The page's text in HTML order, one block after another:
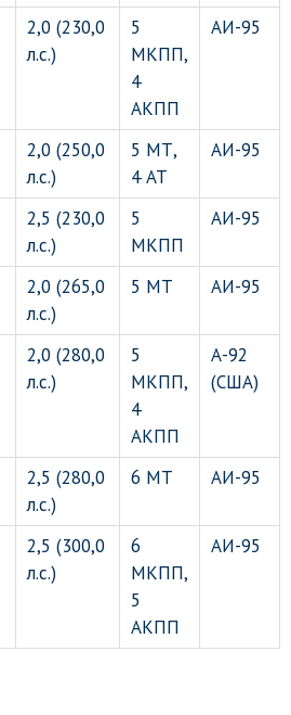
2,0 (230,0
л.с.)
5
МКПП,
4
АКПП
АИ-95
2,0 (250,0
л.с.)
5 МТ,
4 АТ
АИ-95
2,5 (230,0
л.с.)
5
МКПП
АИ-95
2,0 (265,0
л.с.)
5 МТ АИ-95
2,0 (280,0
л.с.)
5
МКПП,
4
АКПП
А-92
(США)
2,5 (280,0
л.с.)
6 МТ АИ-95
2,5 (300,0
л.с.)
6
МКПП,
5
АКПП
АИ-95